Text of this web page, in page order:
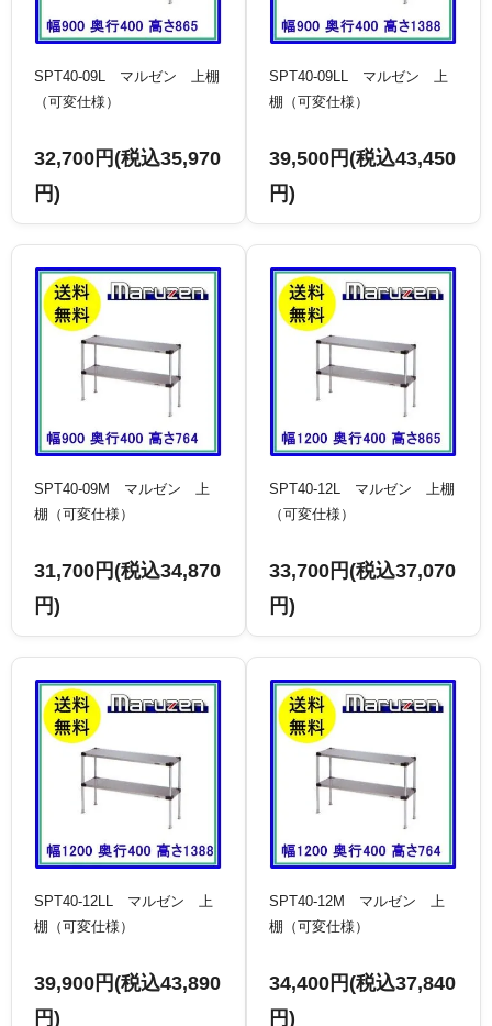
SPT40-09L マルゼン 上棚
（可変仕様）
32,700円(税込35,970
円)
SPT40-09LL マルゼン 上
棚（可変仕様）
39,500円(税込43,450
円)
SPT40-09M マルゼン 上
棚（可変仕様）
31,700円(税込34,870
円)
SPT40-12L マルゼン 上棚
（可変仕様）
33,700円(税込37,070
円)
SPT40-12LL マルゼン 上
棚（可変仕様）
39,900円(税込43,890
円)
SPT40-12M マルゼン 上
棚（可変仕様）
34,400円(税込37,840
円)